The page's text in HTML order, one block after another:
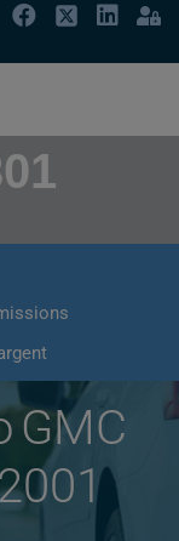
GMC